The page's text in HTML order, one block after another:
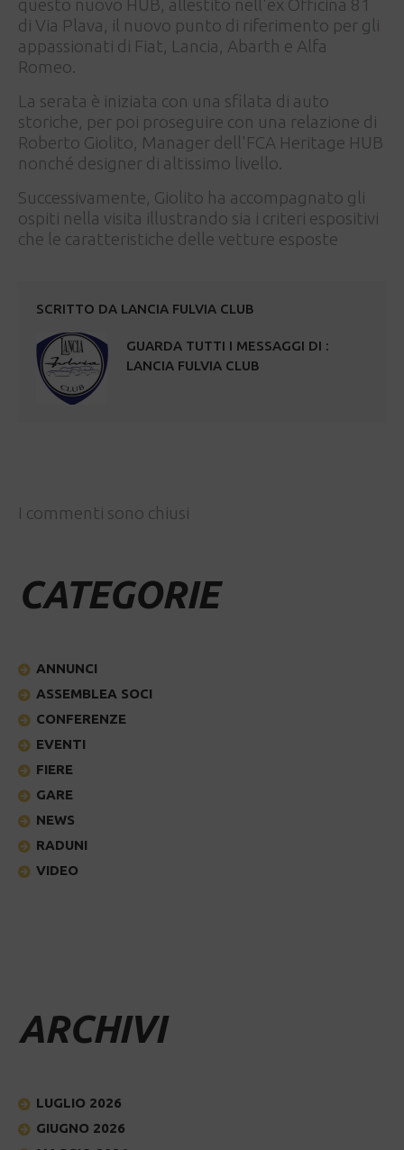
questo nuovo HUB, allestito nell'ex Officina 81
di Via Plava, il nuovo punto di riferimento per gli
appassionati di Fiat, Lancia, Abarth e Alfa
Romeo.
La serata è iniziata con una sfilata di auto
storiche, per poi proseguire con una relazione di
Roberto Giolito, Manager dell'FCA Heritage HUB
nonché designer di altissimo livello.
Successivamente, Giolito ha accompagnato gli
ospiti nella visita illustrando sia i criteri espositivi
che le caratteristiche delle vetture esposte
SCRITTO DA LANCIA FULVIA CLUB
GUARDA TUTTI I MESSAGGI DI :
LANCIA FULVIA CLUB
I commenti sono chiusi
CATEGORIE
ANNUNCI
ASSEMBLEA SOCI
CONFERENZE
EVENTI
FIERE
GARE
NEWS
RADUNI
VIDEO
ARCHIVI
LUGLIO 2026
GIUGNO 2026